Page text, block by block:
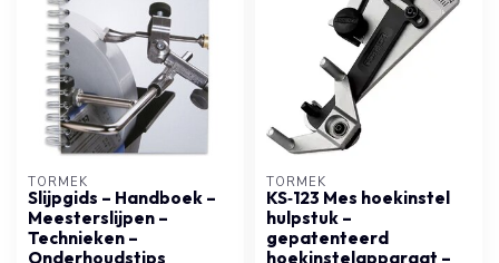
TORMEK
Slijpgids – Handboek –
Meesterslijpen –
Technieken –
Onderhoudstips
TORMEK
KS‑123 Mes hoekinstel
hulpstuk –
gepatenteerd
hoekinstelapparaat –